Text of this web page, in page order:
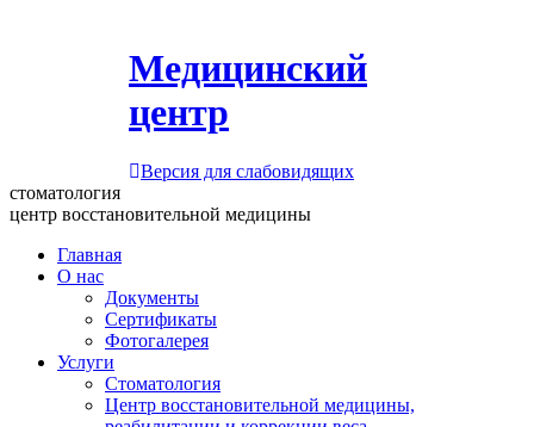
Медицинский
центр
Версия для слабовидящих
стоматология
центр восстановительной медицины
Главная
О нас
Документы
Сертификаты
Фотогалерея
Услуги
Стоматология
Центр восстановительной медицины,